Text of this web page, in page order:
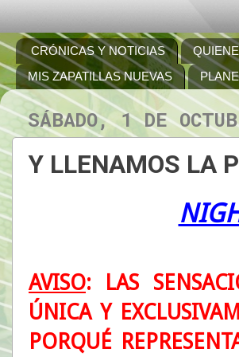
CRÓNICAS Y NOTICIAS
MIS ZAPATILLAS NUEVAS
SÁBADO, 1 DE
Y LLENAMOS LA
AVISO: LAS
ÚNICA Y
PORQUÉ